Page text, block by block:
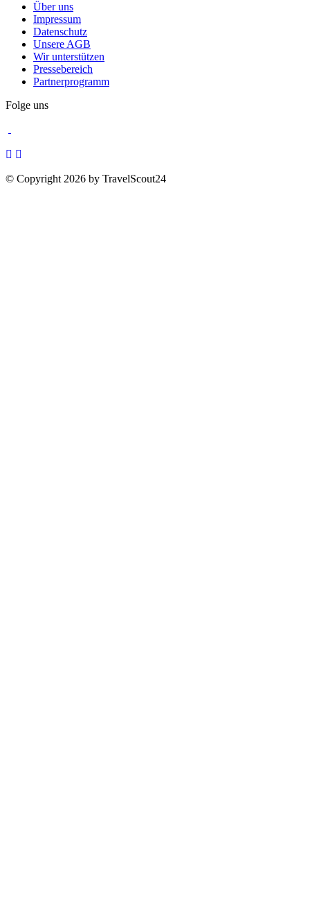
Über uns
Impressum
Datenschutz
Unsere AGB
Wir unterstützen
Pressebereich
Partnerprogramm
Folge uns
© Copyright 2026 by TravelScout24